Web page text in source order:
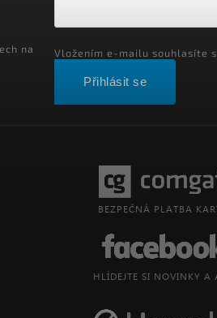
na
Vložením e-mailu souhlasíte s
Přihlásit se